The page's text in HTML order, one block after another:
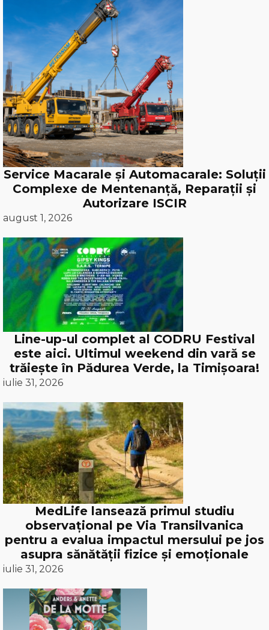
Service Macarale și Automacarale: Soluții
Complexe de Mentenanță, Reparații și
Autorizare ISCIR
august 1, 2026
Line-up-ul complet al CODRU Festival
este aici. Ultimul weekend din vară se
trăiește în Pădurea Verde, la Timișoara!
iulie 31, 2026
MedLife lansează primul studiu
observațional pe Via Transilvanica
pentru a evalua impactul mersului pe jos
asupra sănătății fizice și emoționale
iulie 31, 2026